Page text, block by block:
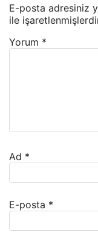
E-posta adresiniz
ile
Yorum *
Ad *
E-posta *